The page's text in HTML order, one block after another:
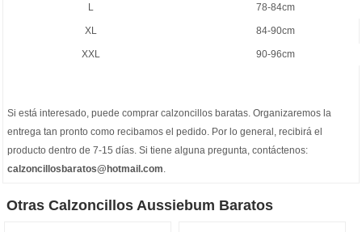
L 78-84cm
XL 84-90cm
XXL 90-96cm
Si está interesado, puede comprar calzoncillos baratas . Organizaremos la
entrega tan pronto como recibamos el pedido. Por lo general, recibirá el
producto dentro de 7-15 días. Si tiene alguna pregunta, contáctenos:
calzoncillosbaratos@hotmail.com
Otras Calzoncillos Aussiebum Baratos